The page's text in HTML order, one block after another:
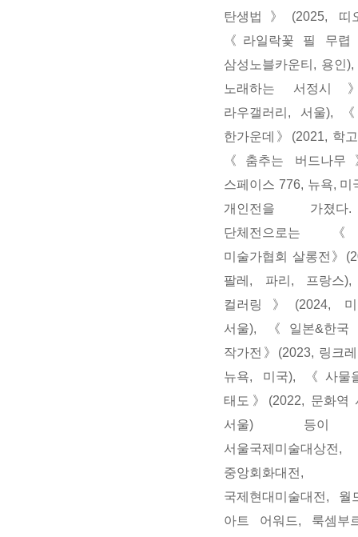
탄생법》(2025, 띠
《라일락꽃 필 무
삼성노블카운티, 용인
노래하는 서정시
라우갤러리, 서울),
한가운데》(2021, 학
《춤추는 버드나무
스페이스 776, 뉴욕, 미
개인전을 가졌
단체전으로는
미술가협회 살롱전》
팔레, 파리, 프랑스
컬러링》(2024, 미
서울), 《일본&한국
작가전》(2023, 링크
뉴욕, 미국), 《사물
태도》(2022, 문화역
서울) 등이
서울국제미술대상전,
중앙회화대전,
국제현대미술대전, 월
아트 어워드, 룩셈부